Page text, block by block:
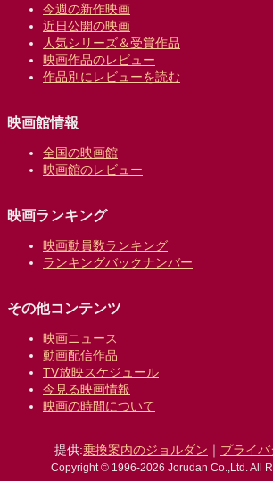
今週の新作映画
近日公開の映画
人気シリーズ＆受賞作品
映画作品のレビュー
作品別にレビューを読む
映画館情報
全国の映画館
映画館のレビュー
映画ランキング
映画動員数ランキング
ランキングバックナンバー
その他コンテンツ
映画ニュース
動画配信作品
TV放映スケジュール
今見る映画情報
映画の時間について
提供:乗換案内のジョルダン ｜ プライ
Copyright © 1996-2026 Jorudan Co.,Ltd. All